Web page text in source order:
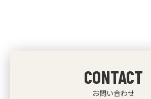
CONTACT
お問い合わせ